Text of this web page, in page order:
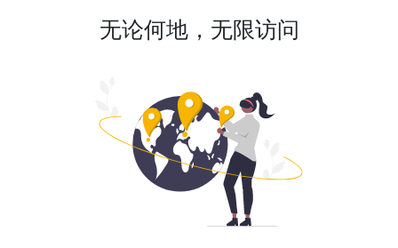
无论何地，无限访问